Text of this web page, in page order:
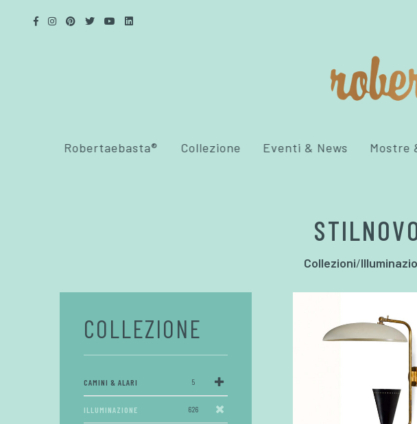
Robertaebasta® Collezione Eventi & News Mostre
Collezioni/
COLLEZIONE
CAMINI & ALARI 5
ILLUMINAZIONE 626